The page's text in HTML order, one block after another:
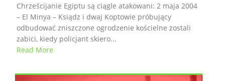
Chrześcijanie Egiptu są ciągle atakowani: 2 maja 2004
– El Minya – Ksiądz i dwaj Koptowie próbujący
odbudować zniszczone ogrodzenie kościelne zostali
zabici, kiedy policjant skiero...
Read More